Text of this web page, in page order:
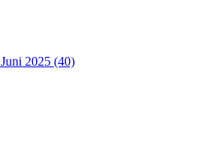
Juni 2025 (40)